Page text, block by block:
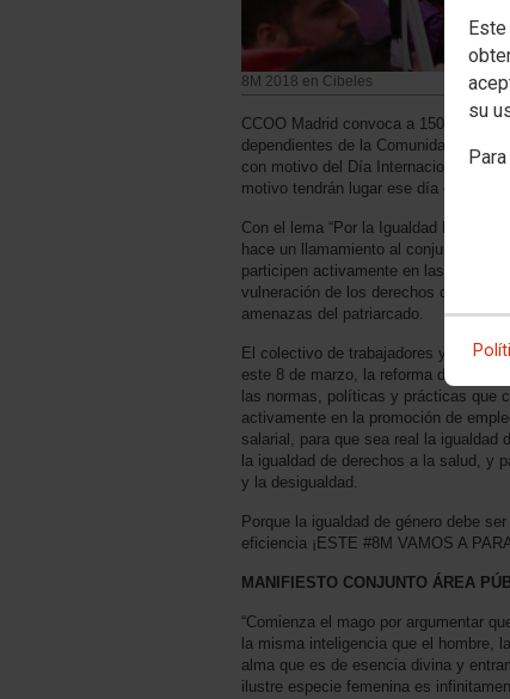
su
8M 2018 en Cibeles
CCOO Madrid convoca a 150.000
dependientes de la Comunidad de
con motivo del Día Internacional de la
motivo tendrán lugar ese día en las
Con el lema “Por la Igualdad Real,
hace un llamamiento al conjunto de
participen activamente en las
vulneración de los derechos
amenazas del patriarcado.
El colectivo de trabajadores y
este 8 de marzo, la reforma de las
las normas, políticas y prácticas que
activamente en la promoción de
salarial, para que sea real la igualdad
la igualdad de derechos a la salud, y
y la desigualdad.
Porque la igualdad de género debe
eficiencia ¡ESTE #8M VAMOS A
MANIFIESTO CONJUNTO ÁREA
“Comienza el mago por argumentar
la misma inteligencia que el hombre,
alma que es de esencia divina y
ilustre especie femenina es